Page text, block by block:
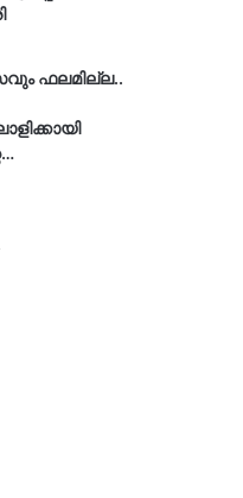
ഫലമില്ല..